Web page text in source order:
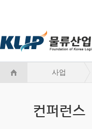
사업
컨퍼런스